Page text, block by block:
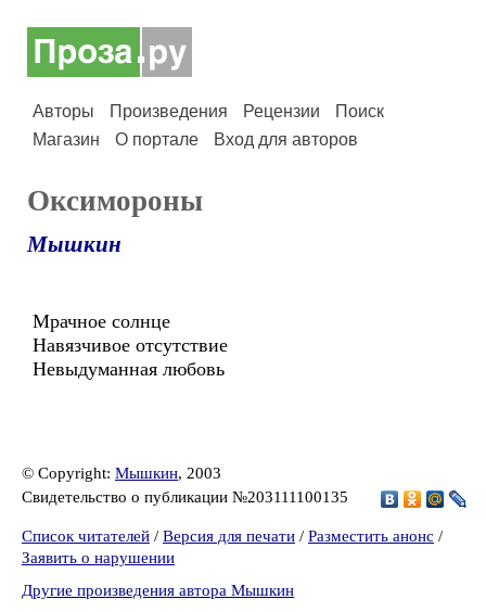
Авторы Произведения Рецензии
Поиск
Магазин
О портале Вход для авторов
Оксимороны
Мышкин
Мрачное солнце
Навязчивое отсутствие
Невыдуманная любовь
© Copyright: Мышкин, 2003
Свидетельство о публикации №203111100135
Список читателей / Версия для печати / Разместить анонс /
Заявить о нарушении
Другие произведения автора Мышкин